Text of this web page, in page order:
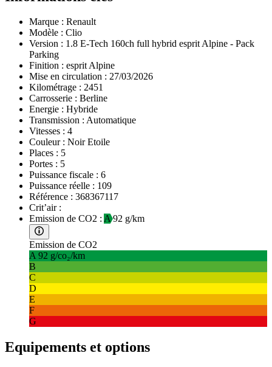
Marque : Renault
Modèle : Clio
Version : 1.8 E-Tech 160ch full hybrid esprit Alpine - Pack
Parking
Finition : esprit Alpine
Mise en circulation : 27/03/2026
Kilométrage : 2451
Carrosserie : Berline
Energie : Hybride
Transmission : Automatique
Vitesses : 4
Couleur : Noir Etoile
Places : 5
Portes : 5
Puissance fiscale : 6
Puissance réelle : 109
Référence : 368367117
Crit’air :
Emission de CO2 : A92 g/km
Emission de CO2
A 92 g/co₂/km
B
C
D
E
F
G
Equipements et options